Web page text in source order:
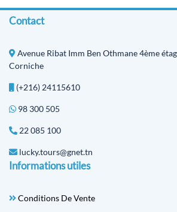
Contact
Avenue Ribat Imm Ben Othmane 4ème
Corniche
(+216) 24115610
98 300 505
22 085 100
lucky.tours@gnet.tn
Informations utiles
Conditions De Vente